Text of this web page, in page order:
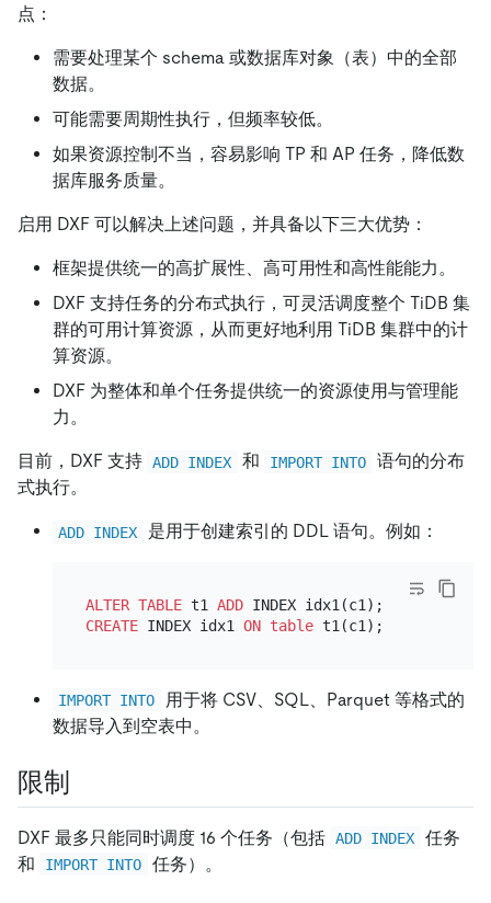
点：
需要处理某个 schema 或数据库对象（表）中的全部
数据。
可能需要周期性执行，但频率较低。
如果资源控制不当，容易影响 TP 和 AP 任务，降低数
据库服务质量。
启用 DXF 可以解决上述问题，并具备以下三大优势：
框架提供统一的高扩展性、高可用性和高性能能力。
DXF 支持任务的分布式执行，可灵活调度整个 TiDB 集
群的可用计算资源，从而更好地利用 TiDB 集群中的计
算资源。
DXF 为整体和单个任务提供统一的资源使用与管理能
力。
目前，DXF 支持 ADD INDEX 和 IMPORT INTO
语句的分布
式执行。
ADD INDEX 是用于创建索引的 DDL 语句。例如：
ALTER TABLE t1 ADD
CREATE INDEX idx1 ON table
IMPORT INTO
用于将 CSV、SQL、Parquet 等格式的
数据导入到空表中。
限制
DXF 最多只能同时调度 16 个任务（包括 ADD INDEX
任务
和
IMPORT INTO 任务）。